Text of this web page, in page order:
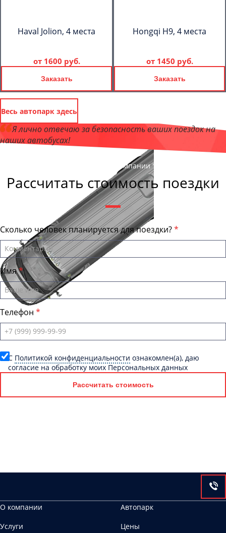
Haval Jolion, 4 места
от 1600 руб.
Заказать
Hongqi H9, 4 места
от 1450 руб.
Заказать
Весь автопарк здесь
Я лично отвечаю за безопасность ваших поездок на
наших автобусах!
, директор компании "АлтайБас"
Рассчитать стоимость поездки
Сколько человек планируется для поездки?
Имя
Телефон
C Политикой конфиденциальности ознакомлен(а), даю
согласие на обработку моих Персональных данных
Рассчитать стоимость
О компании
Автопарк
Услуги
Цены